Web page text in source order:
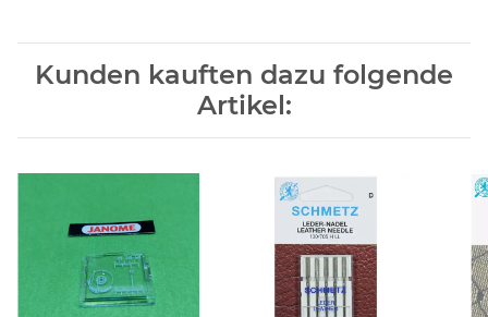
Kunden kauften dazu folgende
Artikel: